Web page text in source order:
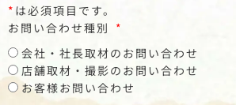
* は必須項目です。
お問い合わせ種別
会社・社長取材のお問い合わせ
店舗取材・撮影のお問い合わせ
お客様お問い合わせ